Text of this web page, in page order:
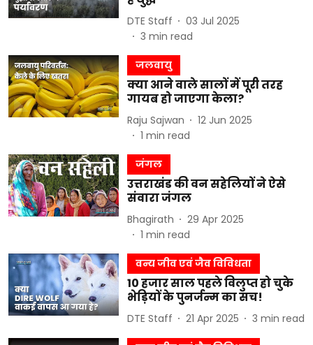
DTE Staff
03 Jul 2025
3 min read
जलवायु
क्या आने वाले सालों में पूरी तरह
गायब हो जाएगा केला?
Raju Sajwan
12 Jun 2025
1 min read
जंगल
उत्तराखंड की वन सहेलियों ने ऐसे
संवारा जंगल
Bhagirath
29 Apr 2025
1 min read
वन्य जीव एवं जैव विविधता
10 हजार साल पहले विलुप्त हो चुके
भेड़ियों के पुनर्जन्म का सच!
DTE Staff 21 Apr 2025 3 min read